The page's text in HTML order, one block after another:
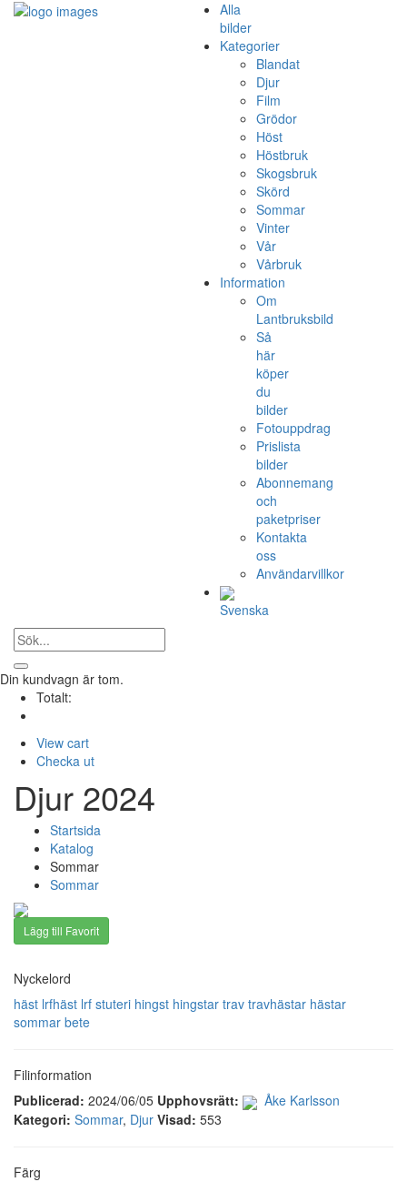
Alla
bilder
Kategorier
Blandat
Djur
Film
Grödor
Höst
Höstbruk
Skogsbruk
Skörd
Sommar
Vinter
Vår
Vårbruk
Information
Om
Lantbruksbild
Så
här
köper
du
bilder
Fotouppdrag
Prislista
bilder
Abonnemang
och
paketpriser
Kontakta
oss
Användarvillkor
Svenska
Din kundvagn är tom.
Totalt:
View cart
Checka ut
Djur 2024
Startsida
Katalog
Sommar
Sommar
Lägg till Favorit
Nyckelord
häst lrfhäst lrf stuteri hingst hingstar trav travhästar hästar
sommar bete
Filinformation
Publicerad: 2024/06/05 Upphovsrätt:
Åke Karlsson
Kategori: Sommar, Djur Visad: 553
Färg